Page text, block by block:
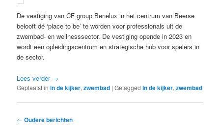
De vestiging van CF group Benelux in het centrum van Beerse
belooft dé ‘place to be’ te worden voor professionals uit de
zwembad- en wellnesssector. De vestiging opende in 2023 en
wordt een opleidingscentrum en strategische hub voor spelers in
de sector.
Lees verder →
Geplaatst in in de kijker,zwembad |Getagged In de kijker,zwembad
Bericht
← Oudere berichten